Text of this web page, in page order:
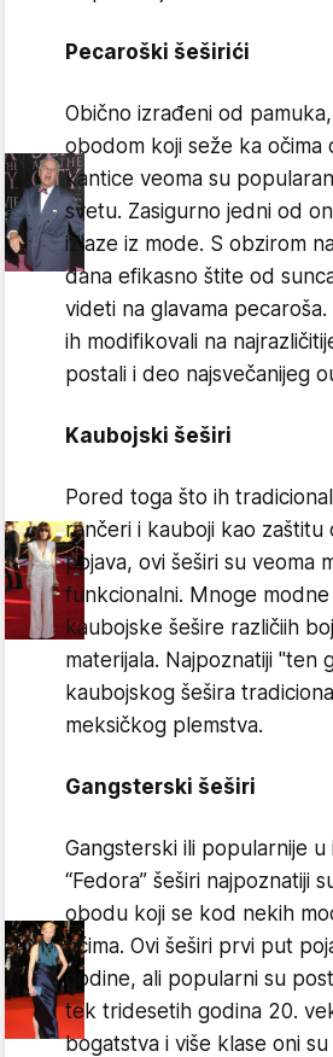
Pecaroški šeširići
Obično izrađeni od
obodom koji seže ka očima
kantice veoma su
svetu. Zasigurno jedni od
izlaze iz mode. S obzirom
dana efikasno štite od
videti na glavama
ih modifikovali na
postali i deo najsvečanijeg
Kaubojski šeširi
Pored toga što ih
rančeri i kauboji kao
pojava, ovi šeširi su veoma
funkcionalni. Mnoge
kaubojske šešire različiih
materijala. Najpoznatiji "ten
kaubojskog šešira
meksičkog plemstva.
Gangsterski šeširi
Gangsterski ili popularnije
“Fedora” šeširi najpoznatiji
obodu koji se kod nekih
očima. Ovi šeširi prvi put
godine, ali popularni su
tek tridesetih godina 20.
bogatstva i više klase oni